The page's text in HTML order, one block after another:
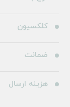
کلکسیون
ضمانت
هزینه ارسال